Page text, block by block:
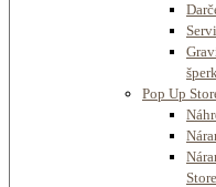
Pop Up
Store